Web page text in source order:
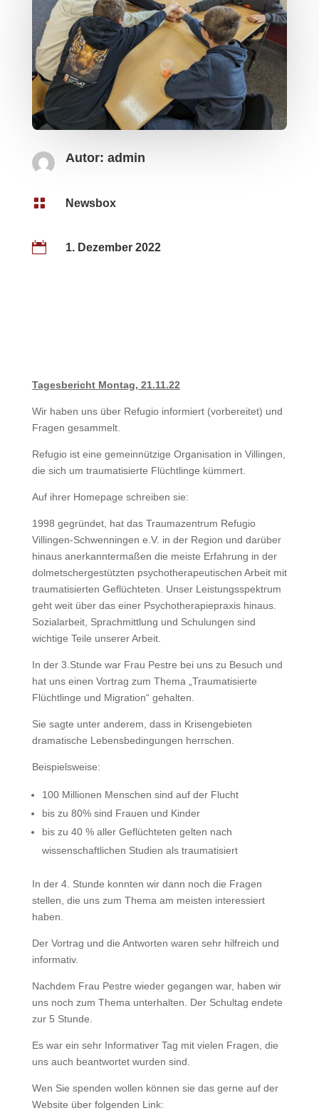
Autor: admin
 Newsbox
 1. Dezember 2022
Tagesbericht Montag, 21.11.22
Wir haben uns über Refugio informiert (vorbereitet) und
Fragen gesammelt.
Refugio ist eine gemeinnützige Organisation in Villingen,
die sich um traumatisierte Flüchtlinge kümmert.
Auf ihrer Homepage schreiben sie:
1998 gegründet, hat das Traumazentrum Refugio
Villingen-Schwenningen e.V. in der Region und darüber
hinaus anerkanntermaßen die meiste Erfahrung in der
dolmetschergestützten psychotherapeutischen Arbeit mit
traumatisierten Geflüchteten. Unser Leistungsspektrum
geht weit über das einer Psychotherapiepraxis hinaus.
Sozialarbeit, Sprachmittlung und Schulungen sind
wichtige Teile unserer Arbeit.
In der 3.Stunde war Frau Pestre bei uns zu Besuch und
hat uns einen Vortrag zum Thema „Traumatisierte
Flüchtlinge und Migration“ gehalten.
Sie sagte unter anderem, dass in Krisengebieten
dramatische Lebensbedingungen herrschen.
Beispielsweise:
100 Millionen Menschen sind auf der Flucht
bis zu 80% sind Frauen und Kinder
bis zu 40 % aller Geflüchteten gelten nach
wissenschaftlichen Studien als traumatisiert
In der 4. Stunde konnten wir dann noch die Fragen
stellen, die uns zum Thema am meisten interessiert
haben.
Der Vortrag und die Antworten waren sehr hilfreich und
informativ.
Nachdem Frau Pestre wieder gegangen war, haben wir
uns noch zum Thema unterhalten. Der Schultag endete
zur 5 Stunde.
Es war ein sehr Informativer Tag mit vielen Fragen, die
uns auch beantwortet wurden sind.
Wen Sie spenden wollen können sie das gerne auf der
Website über folgenden Link: